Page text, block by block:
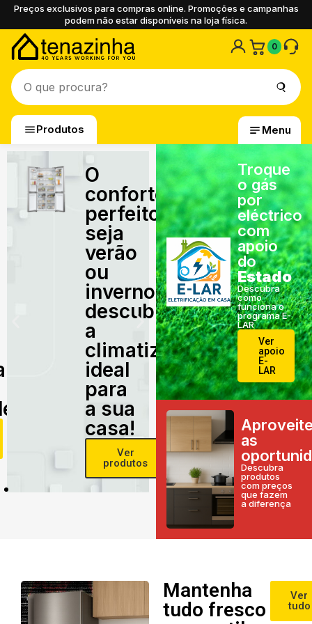
Preços exclusivos para compras online. Promoções e campanhas
podem não estar disponíveis na loja física.
0
Produtos Menu
O
conforto
perfeito,
seja
verão
ou
inverno,
descubra
a
climatização
ideal
para
a sua
casa!
Ver
produtos
Troque
o gás
por
eléctrico
com
apoio
do
Estado
Descubra
como
funciona o
programa E-
LAR
Ver
apoio
E-
LAR
as
Descubra
produtos
com preços
que fazem
a diferença
Mantenha
tudo fresco
Ver
tudo